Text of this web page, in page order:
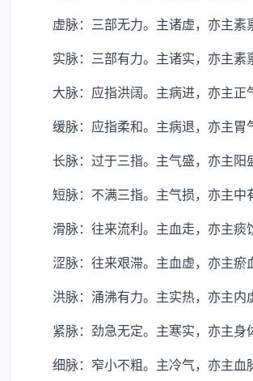
虚脉：三部无力。主诸虚，亦主素
实脉：三部有力。主诸实，亦主素
大脉：应指洪阔。主病进，亦主正
缓脉：应指柔和。主病退，亦主胃
长脉：过于三指。主气盛，亦主阳
短脉：不满三指。主气损，亦主中
滑脉：往来流利。主血走，亦主痰
涩脉：往来艰滞。主血虚，亦主瘀
洪脉：涌沸有力。主实热，亦主内
紧脉：劲急无定。主寒实，亦主身
细脉：窄小不粗。主冷气，亦主血